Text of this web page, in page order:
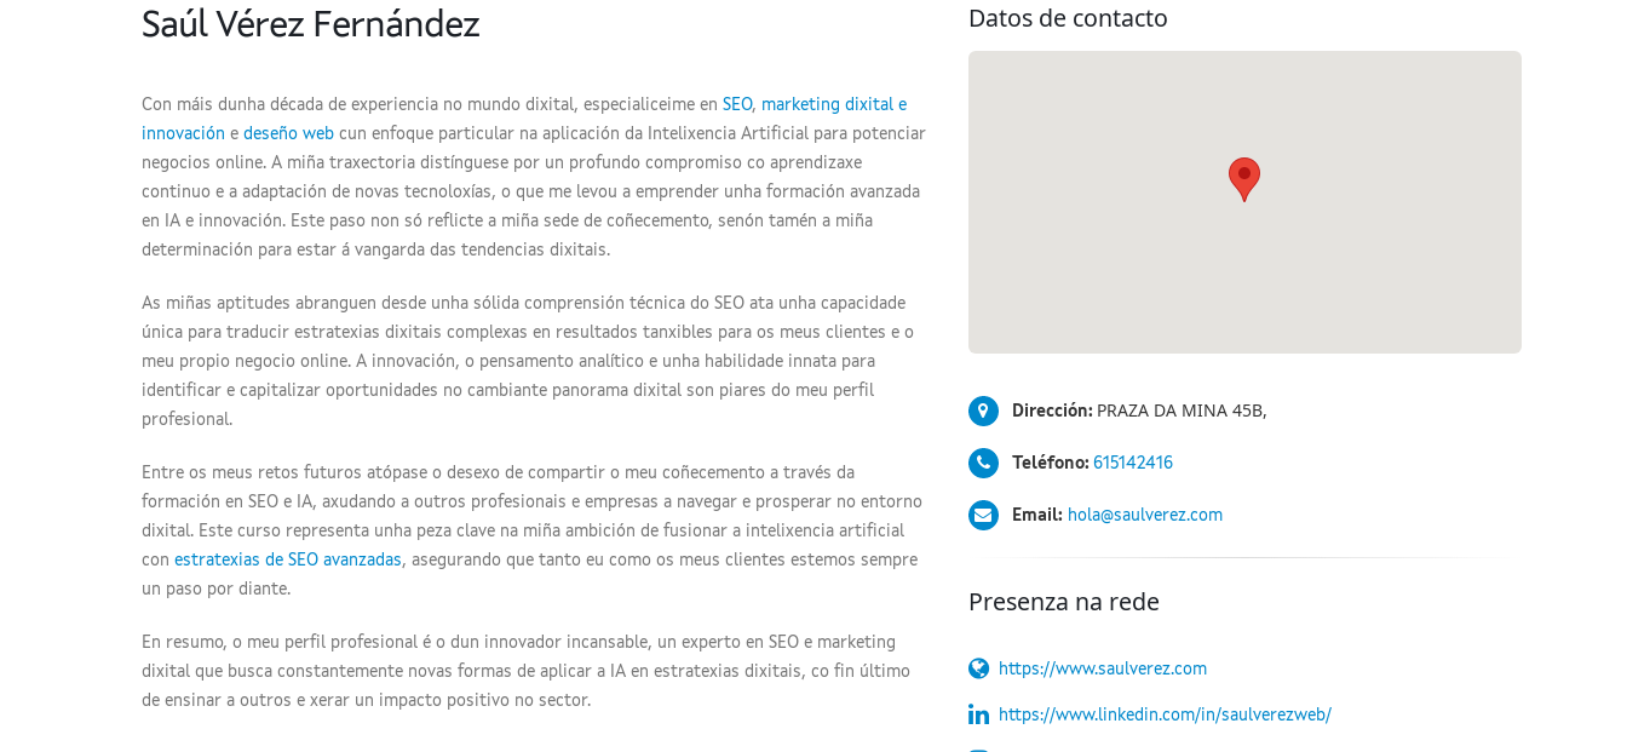
Saúl Vérez Fernández
Con máis dunha década de experiencia no mundo dixital, especialiceime en SEO, marketing dixital e
innovación e deseño web cun enfoque particular na aplicación da Intelixencia Artificial para potenciar
negocios online. A miña traxectoria distínguese por un profundo compromiso co aprendizaxe
continuo e a adaptación de novas tecnoloxías, o que me levou a emprender unha formación avanzada
en IA e innovación. Este paso non só reflicte a miña sede de coñecemento, senón tamén a miña
determinación para estar á vangarda das tendencias dixitais.
As miñas aptitudes abranguen desde unha sólida comprensión técnica do SEO ata unha capacidade
única para traducir estratexias dixitais complexas en resultados tanxibles para os meus clientes e o
meu propio negocio online. A innovación, o pensamento analítico e unha habilidade innata para
identificar e capitalizar oportunidades no cambiante panorama dixital son piares do meu perfil
profesional.
Entre os meus retos futuros atópase o desexo de compartir o meu coñecemento a través da
formación en SEO e IA, axudando a outros profesionais e empresas a navegar e prosperar no entorno
dixital. Este curso representa unha peza clave na miña ambición de fusionar a intelixencia artificial
con estratexias de SEO avanzadas, asegurando que tanto eu como os meus clientes estemos sempre
un paso por diante.
En resumo, o meu perfil profesional é o dun innovador incansable, un experto en SEO e marketing
dixital que busca constantemente novas formas de aplicar a IA en estratexias dixitais, co fin último
de ensinar a outros e xerar un impacto positivo no sector.
Datos de contacto
Dirección: PRAZA DA MINA 45B,
Teléfono: 615142416
Email: hola@saulverez.com
Presenza na rede
https://www.saulverez.com
https://www.linkedin.com/in/saulverezweb/